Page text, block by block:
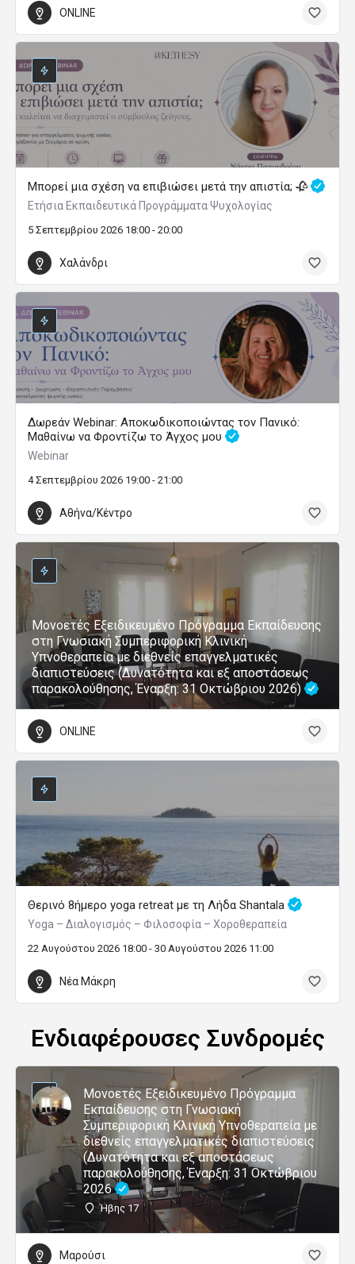
ONLINE
Μπορεί μια σχέση να επιβιώσει μετά την απιστία; 🥀
Ετήσια Εκπαιδευτικά Προγράμματα Ψυχολογίας
5 Σεπτεμβρίου 2026 18:00 - 20:00
Χαλάνδρι
Δωρεάν Webinar: Αποκωδικοποιώντας τον Πανικό:
Μαθαίνω να Φροντίζω το Άγχος μου
Webinar
4 Σεπτεμβρίου 2026 19:00 - 21:00
Αθήνα/Κέντρο
Μονοετές Εξειδικευμένο Πρόγραμμα Εκπαίδευσης
στη Γνωσιακή Συμπεριφορική Κλινική
Υπνοθεραπεία με διεθνείς επαγγελματικές
διαπιστεύσεις (Δυνατότητα και εξ αποστάσεως
παρακολούθησης, Έναρξη: 31 Οκτώβριου 2026)
ONLINE
Θερινό 8ήμερο yoga retreat με τη Λήδα Shantala
Yoga – Διαλογισμός – Φιλοσοφία – Χοροθεραπεία
22 Αυγούστου 2026 18:00 - 30 Αυγούστου 2026 11:00
Νέα Μάκρη
Ενδιαφέρουσες Συνδρομές
Μονοετές Εξειδικευμένο Πρόγραμμα
Εκπαίδευσης στη Γνωσιακή
Συμπεριφορική Κλινική Υπνοθεραπεία με
διεθνείς επαγγελματικές διαπιστεύσεις
(Δυνατότητα και εξ αποστάσεως
παρακολούθησης, Έναρξη: 31 Οκτώβριου
2026
Ήβης 17
Μαρούσι